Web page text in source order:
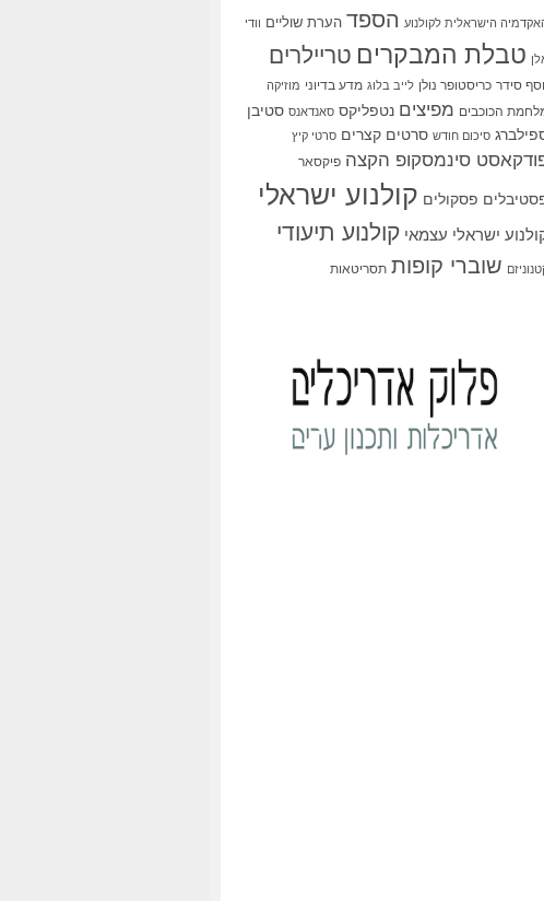
הישראלית לקולנוע הספד הערת שוליים וודי
טבלת המבקרים טריילרים
סידר כריסטופר נולן לייב בלוג מדע בדיוני מוזיקה
הכוכבים מפיצים נטפליקס סאנדאנס סטיבן
סיכום חודש סרטים קצרים סרטי קיץ
סינמסקופ הקצה פיקסאר
פסקולים קולנוע ישראלי
ישראלי עצמאי קולנוע תיעודי
שוברי קופות תסריטאות